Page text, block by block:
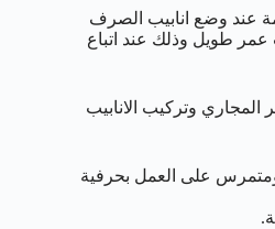
عند وضع انابيب الصرف
طويل وذلك عند اتباع
وتركيب الانابيب
على العمل بحرفية